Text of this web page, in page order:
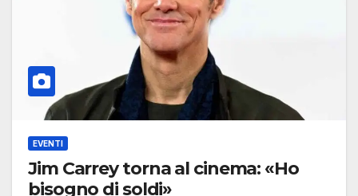
EVENTI
Jim Carrey torna al cinema: «Ho
bisogno di soldi»